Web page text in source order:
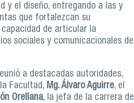
y el diseño, entregando a las y
que fortalezcan su
de articular la
sociales y comunicacionales de
a destacadas autoridades,
Facultad, Mg. Álvaro Aguirre, el
Orellana, la jefa de la carrera de